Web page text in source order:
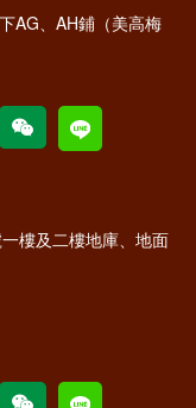
AG、AH鋪（美高梅
樓及二樓地庫、地面